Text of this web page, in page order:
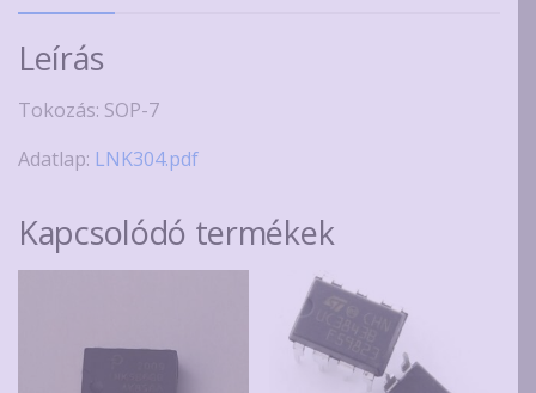
Leírás
Tokozás: SOP-7
Adatlap: LNK304.pdf
Kapcsolódó termékek